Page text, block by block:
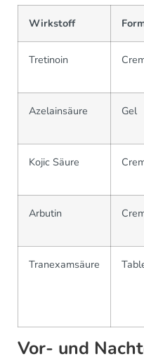
Wirkstoff
Tretinoin
Azelainsäure Gel
Kojic Säure
Arbutin
Tranexamsäure
Vor- und